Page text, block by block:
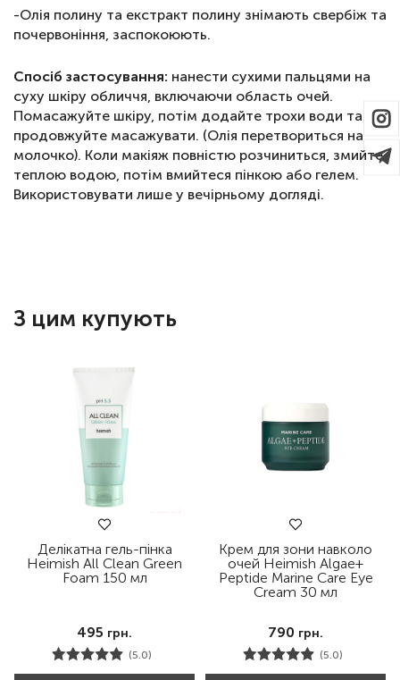
-Олія полину та екстракт полину знімають свербіж та
почервоніння, заспокоюють.
Спосіб застосування: нанести сухими пальцями на
суху шкіру обличчя, включаючи область очей.
Помасажуйте шкіру, потім додайте трохи води та
продовжуйте масажувати. (Олія перетвориться на
молочко). Коли макіяж повністю розчиниться, змийте
теплою водою, потім вмийтеся пінкою або гелем.
Використовувати лише у вечірньому догляді.
З цим купують
Делікатна гель-пінка
Нeimish All Clean Green
Foam 150 мл
495 грн.
(5.0)
Крем для зони навколо
очей Heimish Algae+
Peptide Marine Care Eye
Cream 30 мл
790 грн.
(5.0)